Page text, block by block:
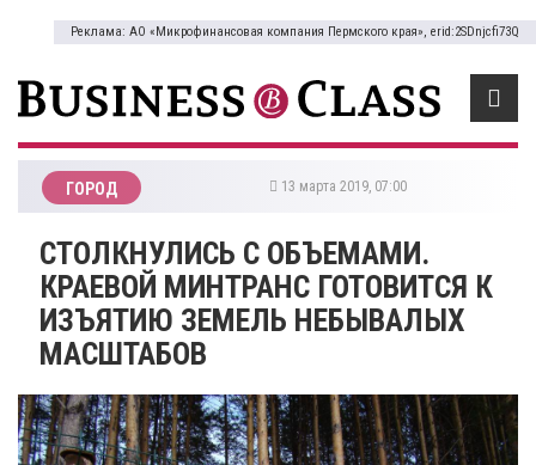
Реклама: АО «Микрофинансовая компания Пермского края», erid:2SDnjcfi73Q
ГОРОД 13 марта 2019, 07:00
СТОЛКНУЛИСЬ С ОБЪЕМАМИ.
КРАЕВОЙ МИНТРАНС ГОТОВИТСЯ К
ИЗЪЯТИЮ ЗЕМЕЛЬ НЕБЫВАЛЫХ
МАСШТАБОВ